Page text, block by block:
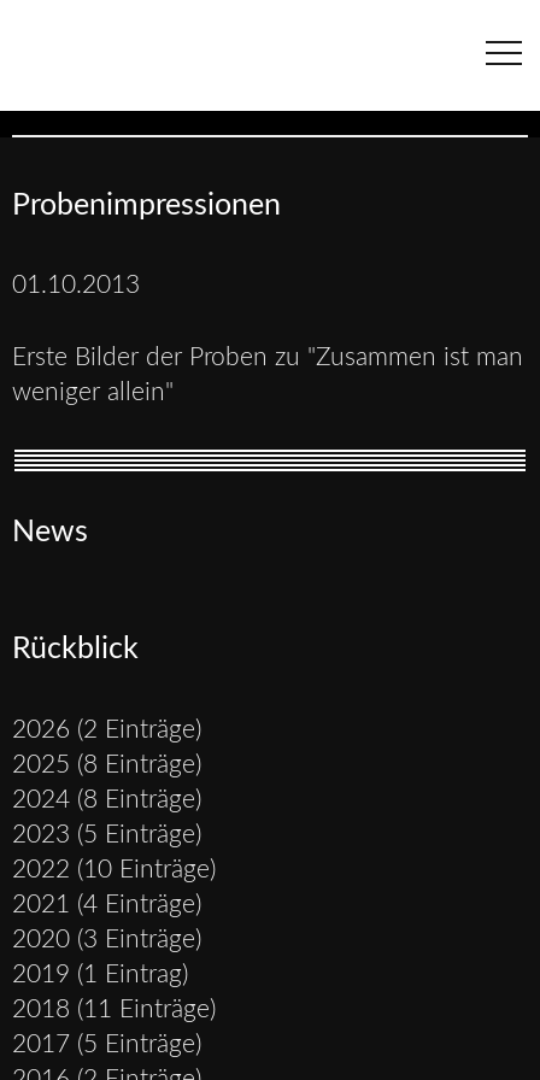
Probenimpressionen
01.10.2013
Erste Bilder der Proben zu "Zusammen ist man
weniger allein"
News
Rückblick
2026 (2 Einträge)
2025 (8 Einträge)
2024 (8 Einträge)
2023 (5 Einträge)
2022 (10 Einträge)
2021 (4 Einträge)
2020 (3 Einträge)
2019 (1 Eintrag)
2018 (11 Einträge)
2017 (5 Einträge)